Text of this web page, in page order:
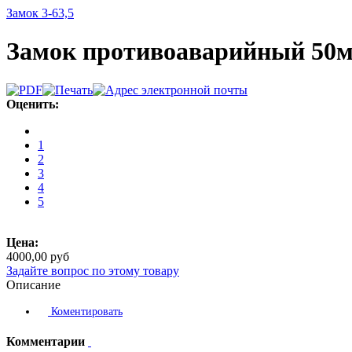
Замок 3-63,5
Замок противоаварийный
Оценить:
1
2
3
4
5
Цена:
4000,00 руб
Задайте вопрос по этому товару
Описание
Коментировать
Комментарии